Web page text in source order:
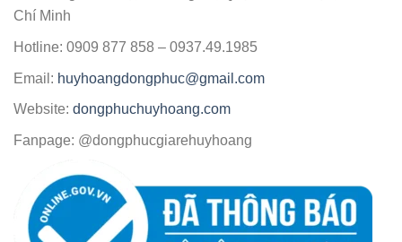
Chí Minh
Hotline: 0909 877 858 – 0937.49.1985
Email: huyhoangdongphuc@gmail.com
Website: dongphuchuyhoang.com
Fanpage: @dongphucgiarehuyhoang